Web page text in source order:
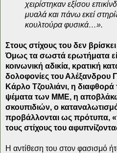
χειρίστηκαν εξίσου
μυαλά και πάνω εκεί
κουλτούρα φυσικά…».
Στους στίχους του δεν
Όμως τα σωστά ερωτήματα
κοινωνική αδικία, κρατική
δολοφονίες του Αλέξανδρου
Κάρλο Τζουλιάνι, η
ψέματα των ΜΜΕ, η
σκουπιδιών, ο
προβάλλονται ως πρότυπα,
τους στίχους του
Η αντίθεση του στον φασισμό